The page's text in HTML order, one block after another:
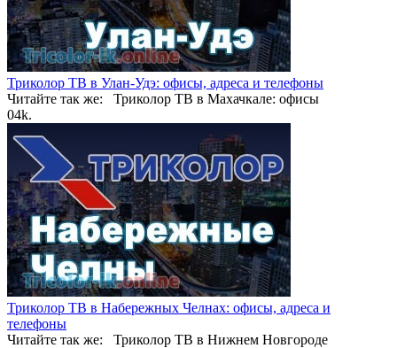
Триколор ТВ в Улан-Удэ: офисы, адреса и телефоны
Читайте так же: Триколор ТВ в Махачкале: офисы
04k.
Триколор ТВ в Набережных Челнах: офисы, адреса и
телефоны
Читайте так же: Триколор ТВ в Нижнем Новгороде